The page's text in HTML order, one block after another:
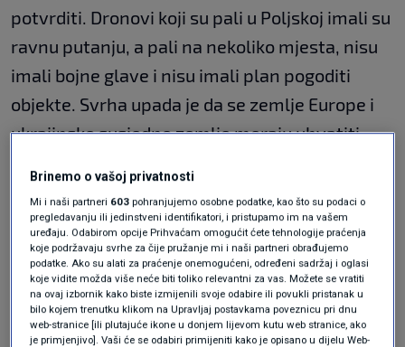
potvrditi. Dronovi koji su pali u Poljskoj imali su
ravnu putanju, a pali na nekoliko mjesta, nisu
imali bojne glave i nisu imali plan pogoditi
objekte. Svrha upada je da se zemlje Europe i
ukrajinske susjedne zemlje moraju uhvatiti
o zemljama NATO-a, Ukrajina će biti povučena
na dublje pozicije u čekanju takve opreme. To je
bio glavni cilj ruske operacije s dronovima."
Putin upozorio: Spremni smo
odgovoriti na bilo koje prijetnje
SVIJET|22. ruj.
Brinemo o vašoj privatnosti
Mi i naši partneri 603 pohranjujemo osobne podatke, kao što su podaci o
pregledavanju ili jedinstveni identifikatori, i pristupamo im na vašem
uređaju. Odabirom opcije Prihvaćam omogućit ćete tehnologije praćenja
koje podržavaju svrhe za čije pružanje mi i naši partneri obrađujemo
podatke. Ako su alati za praćenje onemogućeni, određeni sadržaj i oglasi
koje vidite možda više neće biti toliko relevantni za vas. Možete se vratiti
na ovaj izbornik kako biste izmijenili svoje odabire ili povukli pristanak u
bilo kojem trenutku klikom na Upravljaj postavkama poveznicu pri dnu
web-stranice [ili plutajuće ikone u donjem lijevom kutu web stranice, ako
je primjenjivo]. Vaši će se odabiri primijeniti kako je opisano u dijelu Web-